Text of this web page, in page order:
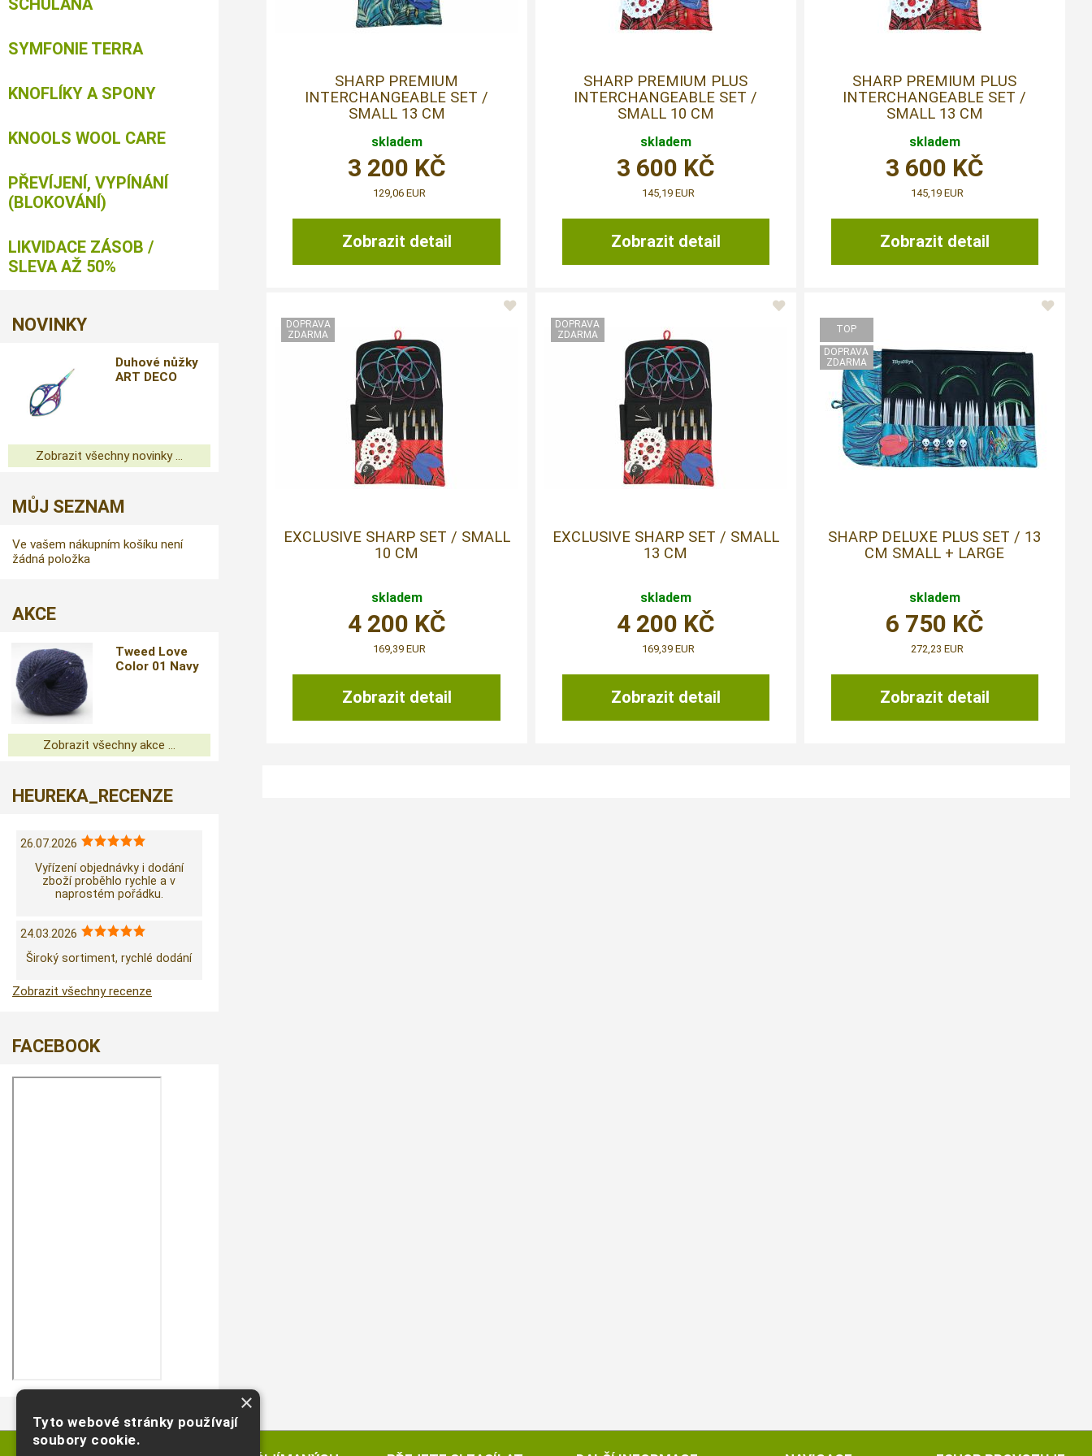
SHARP PREMIUM
INTERCHANGEABLE SET /
SMALL 13 CM
skladem
Zobrazit detail
3 200 KČ
129,06 EUR
SHARP PREMIUM PLUS
INTERCHANGEABLE SET /
SMALL 10 CM
skladem
Zobrazit detail
3 600 KČ
145,19 EUR
SHARP PREMIUM PLUS
INTERCHANGEABLE SET /
SMALL 13 CM
skladem
Zobrazit detail
3 600 KČ
145,19 EUR
EXCLUSIVE SHARP SET / SMALL
10 CM
skladem
Zobrazit detail
4 200 KČ
169,39 EUR
EXCLUSIVE SHARP SET / SMALL
13 CM
skladem
Zobrazit detail
4 200 KČ
169,39 EUR
SHARP DELUXE PLUS SET / 13
CM SMALL + LARGE
skladem
Zobrazit detail
6 750 KČ
272,23 EUR
SCHULANA
SYMFONIE TERRA
KNOFLÍKY A SPONY
KNOOLS WOOL CARE
PŘEVÍJENÍ, VYPÍNÁNÍ
(BLOKOVÁNÍ)
LIKVIDACE ZÁSOB /
SLEVA AŽ 50%
NOVINKY
Duhové nůžky
ART DECO
Zobrazit všechny novinky ...
MŮJ SEZNAM
Ve vašem nákupním košíku není
žádná položka
AKCE
Tweed Love
Color 01 Navy
Zobrazit všechny akce ...
HEUREKA_RECENZE
26.07.2026
Vyřízení objednávky i dodání
zboží proběhlo rychle a v
naprostém pořádku.
24.03.2026
Široký sortiment, rychlé dodání
Zobrazit všechny recenze
FACEBOOK
×
Tyto webové stránky používají
soubory cookie.